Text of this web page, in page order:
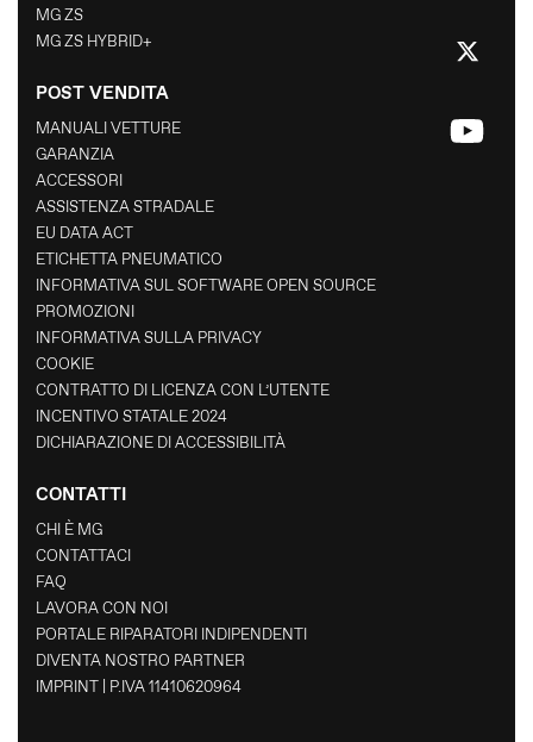
MG ZS
MG ZS HYBRID+
POST VENDITA
MANUALI VETTURE
GARANZIA
ACCESSORI
ASSISTENZA STRADALE
EU DATA ACT
ETICHETTA PNEUMATICO
INFORMATIVA SUL SOFTWARE OPEN SOURCE
PROMOZIONI
INFORMATIVA SULLA PRIVACY
COOKIE
CONTRATTO DI LICENZA CON L’UTENTE
INCENTIVO STATALE 2024
DICHIARAZIONE DI ACCESSIBILITÀ
CONTATTI
CHI È MG
CONTATTACI
FAQ
LAVORA CON NOI
PORTALE RIPARATORI INDIPENDENTI
DIVENTA NOSTRO PARTNER
IMPRINT | P.IVA 11410620964